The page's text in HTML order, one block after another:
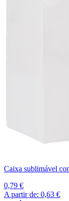
Caixa sublimável
0,79 €
A partir de: 0,63 €